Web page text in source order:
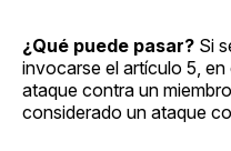
¿Qué puede pasar? Si
invocarse el artículo 5,
ataque contra un
considerado un ataque